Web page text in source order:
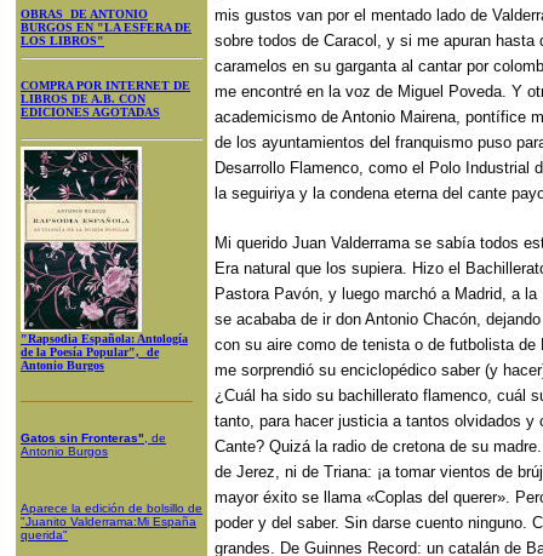
OBRAS DE ANTONIO
BURGOS EN "LA ESFERA DE
LOS LIBROS"
COMPRA POR INTERNET DE
LIBROS DE A.B. CON
EDICIONES AGOTADAS
"Rapsodia Española: Antología
de la Poesía Popular", de
Antonio Burgos
Gatos sin Fronteras" , de
Antonio Burgos
Aparece la edición de bolsillo de
"Juanito Valderrama:Mi España
querida"
mis gustos van por el mentado lado de
sobre todos de Caracol, y si me apuran hasta
caramelos en su garganta al cantar por
me encontré en la voz de Miguel Poveda. Y
academicismo de Antonio Mairena, pontífice
de los ayuntamientos del franquismo puso
Desarrollo Flamenco, como el Polo Industrial
la seguiriya y la condena eterna del cante
Mi querido Juan Valderrama se sabía todos
Era natural que los supiera. Hizo el
Pastora Pavón, y luego marchó a Madrid, a
se acababa de ir don Antonio Chacón,
con su aire como de tenista o de futbolista
me sorprendió su enciclopédico saber (y
¿Cuál ha sido su bachillerato flamenco, cuál
tanto, para hacer justicia a tantos olvidados y
Cante? Quizá la radio de cretona de su
de Jerez, ni de Triana: ¡a tomar vientos de
mayor éxito se llama «Coplas del querer».
poder y del saber. Sin darse cuento ninguno.
grandes. De Guinnes Record: un catalán de